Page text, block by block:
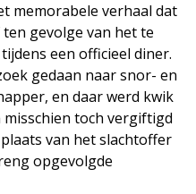
memorabele verhaal dat
gevolge van het te
een officieel diner.
gedaan naar snor- en
en daar werd kwik
misschien toch vergiftigd
van het slachtoffer
opgevolgde